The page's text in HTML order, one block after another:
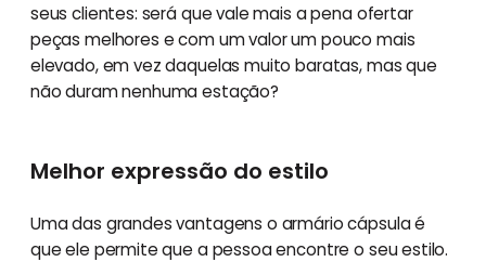
seus clientes: será que vale mais a pena ofertar
peças melhores e com um valor um pouco mais
elevado, em vez daquelas muito baratas, mas que
não duram nenhuma estação?
Melhor expressão do estilo
Uma das grandes vantagens o armário cápsula é
que ele permite que a pessoa encontre o seu estilo.